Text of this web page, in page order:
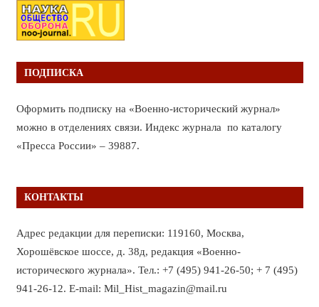
ПОДПИСКА
Оформить подписку на «Военно-исторический журнал»
можно в отделениях связи. Индекс журнала по каталогу
«Пресса России» – 39887.
КОНТАКТЫ
Адрес редакции для переписки: 119160, Москва,
Хорошёвское шоссе, д. 38д, редакция «Военно-
исторического журнала». Тел.: +7 (495) 941-26-50; + 7 (495)
941-26-12. E-mail: Mil_Hist_magazin@mail.ru